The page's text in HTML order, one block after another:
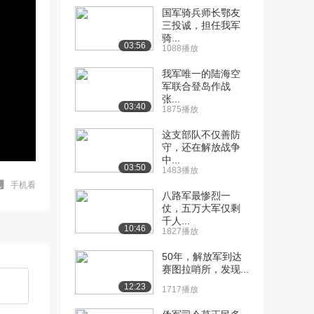
手机看
03:56
国军骑兵师长鄂友
三投诚，担任我军
骑...
1088播放
03:40
我军唯一的陆海空
军联合登岛作战
张...
1875播放
03:50
这支部队不仅善防
守，还在解放战争
中...
1483播放
10:46
八路军最惨烈一
仗，五万大军仅剩
千人...
1827播放
12:23
50年，解放军到达
赛图拉哨所，发现...
1717播放